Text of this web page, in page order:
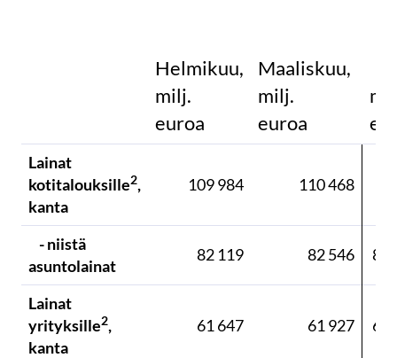
Helmikuu,
milj.
euroa
Maaliskuu,
milj.
euroa
Lainat
kotitalouksille2,
kanta
109 984 110 468
- niistä
asuntolainat
82 119 82 546 82
Lainat
yrityksille2,
kanta
61 647 61 927 62